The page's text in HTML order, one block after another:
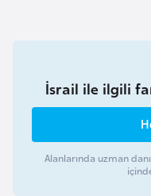
a
İsrail ile ilgili
Alanlarında uzman
e
o